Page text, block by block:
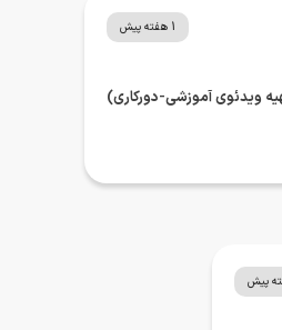
1 هفته پیش
ویدئوی آموزشی-دورکاری)